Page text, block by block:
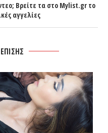
Βρείτε τα στο Mylist.gr το
αγγελίες